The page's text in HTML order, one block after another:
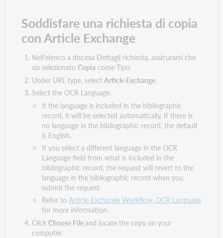
Soddisfare una richiesta di copia
con Article Exchange
Nell'elenco a discesa Dettagli richiesta, assicurarsi che
sia selezionato Copia come Tipo.
Under URL type, select Article Exchange.
Select the OCR Language.
If the language is included in the bibliographic
record, it will be selected automatically. If there is
no language in the bibliographic record, the default
is English.
If you select a different language in the OCR
Language field from what is included in the
bibliographic record, the request will revert to the
language in the bibliographic record when you
submit the request.
Refer to Article Exchange Workflow, OCR Language
for more information.
Click Choose Fileand locate the copy on your
computer.